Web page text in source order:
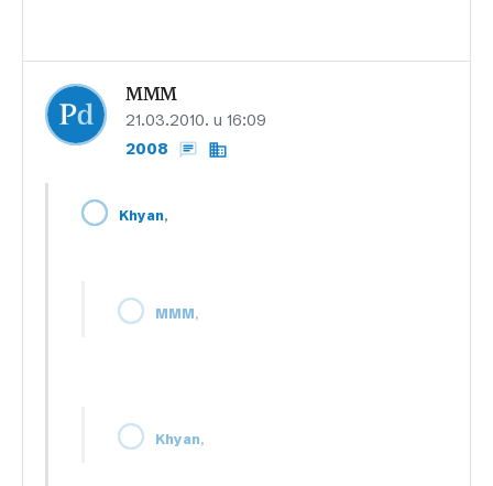
MMM
21.03.2010. u 16:09
2008
Khyan,
MMM,
Khyan,